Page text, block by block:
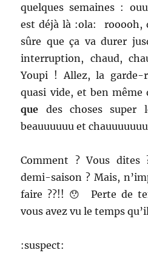
quelques semaines :
est déjà là :ola: rooooh,
sûre que ça va durer
interruption, chaud,
Youpi ! Allez, la garde-
quasi vide, et ben même
que des choses super
beauuuuuu et
Comment ? Vous dites
demi-saison ? Mais,
faire ??!! 😯 Perte de
vous avez vu le temps
:suspect: